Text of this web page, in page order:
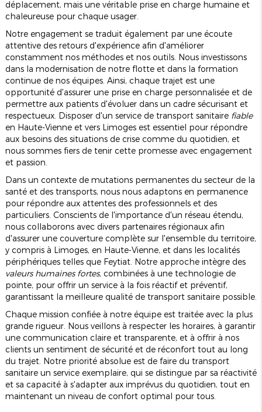
déplacement, mais une véritable prise en charge humaine et
chaleureuse pour chaque usager.
Notre engagement se traduit également par une écoute
attentive des retours d'expérience afin d'améliorer
constamment nos méthodes et nos outils. Nous investissons
dans la modernisation de notre flotte et dans la formation
continue de nos équipes. Ainsi, chaque trajet est une
opportunité d'assurer une prise en charge personnalisée et de
permettre aux patients d'évoluer dans un cadre sécurisant et
respectueux. Disposer d'un service de transport sanitaire fiable
en Haute-Vienne et vers Limoges est essentiel pour répondre
aux besoins des situations de crise comme du quotidien, et
nous sommes fiers de tenir cette promesse avec engagement
et passion.
Dans un contexte de mutations permanentes du secteur de la
santé et des transports, nous nous adaptons en permanence
pour répondre aux attentes des professionnels et des
particuliers. Conscients de l'importance d'un réseau étendu,
nous collaborons avec divers partenaires régionaux afin
d'assurer une couverture complète sur l'ensemble du territoire,
y compris à Limoges, en Haute-Vienne, et dans les localités
périphériques telles que Feytiat. Notre approche intègre des
valeurs humaines fortes, combinées à une technologie de
pointe, pour offrir un service à la fois réactif et préventif,
garantissant la meilleure qualité de transport sanitaire possible.
Chaque mission confiée à notre équipe est traitée avec la plus
grande rigueur. Nous veillons à respecter les horaires, à garantir
une communication claire et transparente, et à offrir à nos
clients un sentiment de sécurité et de réconfort tout au long
du trajet. Notre priorité absolue est de faire du transport
sanitaire un service exemplaire, qui se distingue par sa réactivité
et sa capacité à s'adapter aux imprévus du quotidien, tout en
maintenant un niveau de confort optimal pour tous.